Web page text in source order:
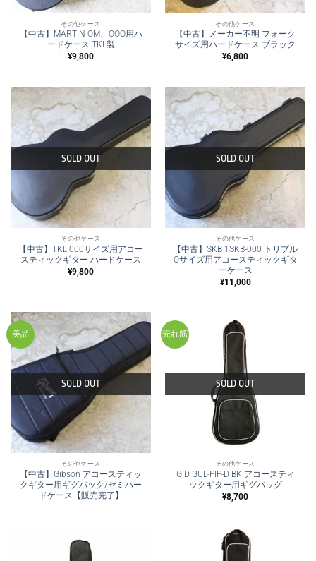
その他ケース
【中古】MARTIN OM、OOO用ハ
ードケース TKL製
¥9,800
その他ケース
【中古】メーカー不明 フォーク
サイズ用ハードケース ブラック
¥6,800
SOLD OUT
その他ケース
【中古】TKL 000サイズ用アコー
スティックギター ハードケース
¥9,800
SOLD OUT
その他ケース
【中古】SKB 1SKB-000 トリプル
Oサイズ用アコースティックギタ
ーケース
¥11,000
美品
SOLD OUT
その他ケース
【中古】Gibson アコースティッ
クギター用ギグバック/セミハー
ドケース【販売完了】
売れ筋
SOLD OUT
その他ケース
GID GUL-PIP-D BK アコースティ
ックギター用ギグバッグ
¥8,700